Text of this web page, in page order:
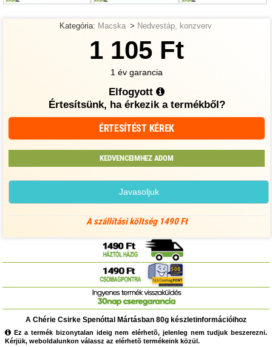
Kategória: Macska > Nedvestáp, konzverv
1 105 Ft
1 év garancia
Elfogyott
Értesítsünk, ha érkezik a termékből?
ÉRTESÍTÉST KÉREK
KEDVENCEIMHEZ ADOM
Javasoljuk
A szállítási költség 1490 Ft
A Chérie Csirke Spenóttal Mártásban 80g készletinformációihoz
Ez a termék bizonytalan ideig nem elérhetõ, jelenleg nem tudjuk beszerezni.
Kérjük, weboldalunkon válassz az elérhetõ termékeink közül.